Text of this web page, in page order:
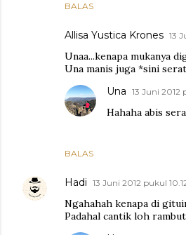
BALAS
Allisa Yustica Krones 13
Unaa...kenapa mukanya
Una manis juga *sini
BALAS
Una 13 Juni 2012
Hahaha abis
Hadi 13 Juni 2012 pukul
Ngahahah kenapa di
Padahal cantik loh